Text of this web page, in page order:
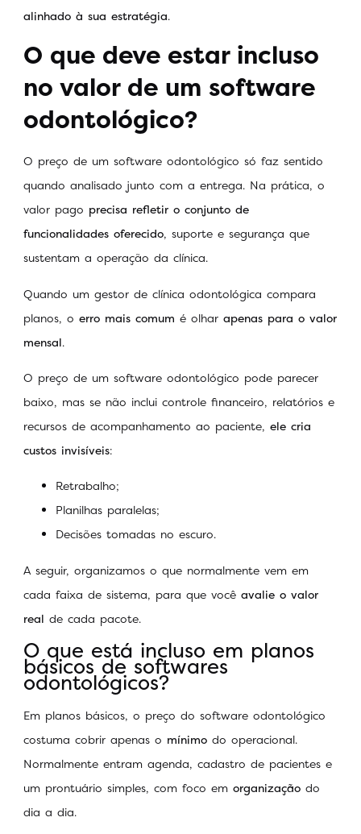
alinhado à sua estratégia.
O que deve estar incluso
no valor de um software
odontológico?
O preço de um software odontológico só faz sentido
quando analisado junto com a entrega. Na prática, o
valor pago precisa refletir o conjunto de
funcionalidades oferecido, suporte e segurança que
sustentam a operação da clínica.
Quando um gestor de clínica odontológica compara
planos, o erro mais comum é olhar apenas para o valor
mensal.
O preço de um software odontológico pode parecer
baixo, mas se não inclui controle financeiro, relatórios e
recursos de acompanhamento ao paciente, ele cria
custos invisíveis:
Retrabalho;
Planilhas paralelas;
Decisões tomadas no escuro.
A seguir, organizamos o que normalmente vem em
cada faixa de sistema, para que você avalie o valor
real de cada pacote.
O que está incluso em planos
básicos de softwares
odontológicos?
Em planos básicos, o preço do software odontológico
costuma cobrir apenas o mínimo do operacional.
Normalmente entram agenda, cadastro de pacientes e
um prontuário simples, com foco em organização do
dia a dia.